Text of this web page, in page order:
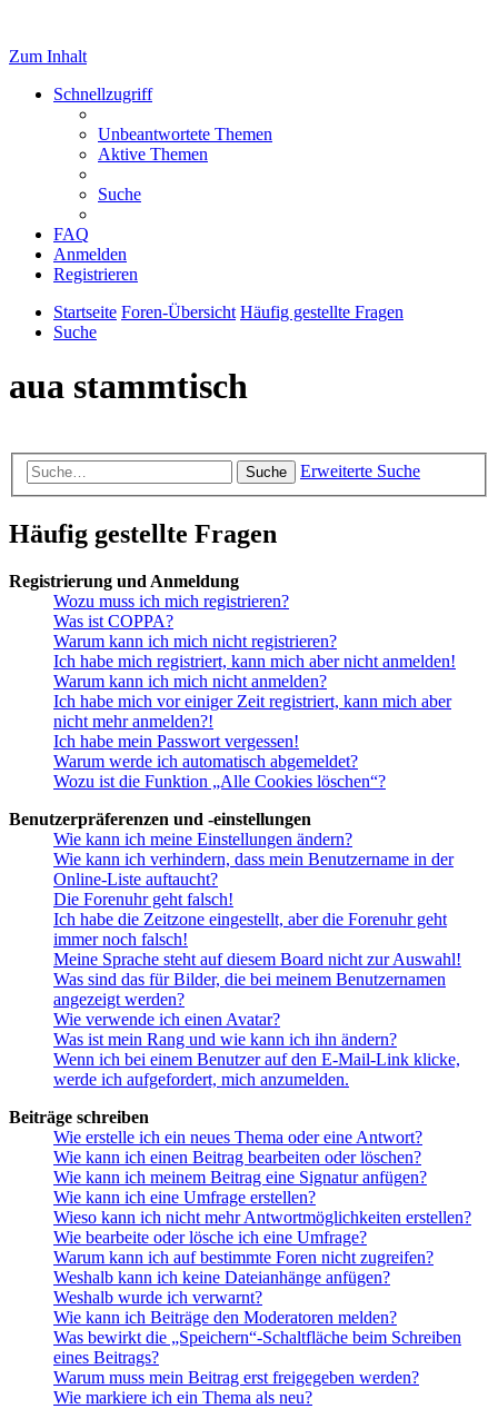
Zum Inhalt
Schnellzugriff
Unbeantwortete Themen
Aktive Themen
Suche
FAQ
Anmelden
Registrieren
Startseite Foren-Übersicht Häufig gestellte Fragen
Suche
aua stammtisch
Suche Erweiterte Suche
Häufig gestellte Fragen
Registrierung und Anmeldung
Wozu muss ich mich registrieren?
Was ist COPPA?
Warum kann ich mich nicht registrieren?
Ich habe mich registriert, kann mich aber nicht anmelden!
Warum kann ich mich nicht anmelden?
Ich habe mich vor einiger Zeit registriert, kann mich aber
nicht mehr anmelden?!
Ich habe mein Passwort vergessen!
Warum werde ich automatisch abgemeldet?
Wozu ist die Funktion „Alle Cookies löschen“?
Benutzerpräferenzen und -einstellungen
Wie kann ich meine Einstellungen ändern?
Wie kann ich verhindern, dass mein Benutzername in der
Online-Liste auftaucht?
Die Forenuhr geht falsch!
Ich habe die Zeitzone eingestellt, aber die Forenuhr geht
immer noch falsch!
Meine Sprache steht auf diesem Board nicht zur Auswahl!
Was sind das für Bilder, die bei meinem Benutzernamen
angezeigt werden?
Wie verwende ich einen Avatar?
Was ist mein Rang und wie kann ich ihn ändern?
Wenn ich bei einem Benutzer auf den E-Mail-Link klicke,
werde ich aufgefordert, mich anzumelden.
Beiträge schreiben
Wie erstelle ich ein neues Thema oder eine Antwort?
Wie kann ich einen Beitrag bearbeiten oder löschen?
Wie kann ich meinem Beitrag eine Signatur anfügen?
Wie kann ich eine Umfrage erstellen?
Wieso kann ich nicht mehr Antwortmöglichkeiten erstellen?
Wie bearbeite oder lösche ich eine Umfrage?
Warum kann ich auf bestimmte Foren nicht zugreifen?
Weshalb kann ich keine Dateianhänge anfügen?
Weshalb wurde ich verwarnt?
Wie kann ich Beiträge den Moderatoren melden?
Was bewirkt die „Speichern“-Schaltfläche beim Schreiben
eines Beitrags?
Warum muss mein Beitrag erst freigegeben werden?
Wie markiere ich ein Thema als neu?